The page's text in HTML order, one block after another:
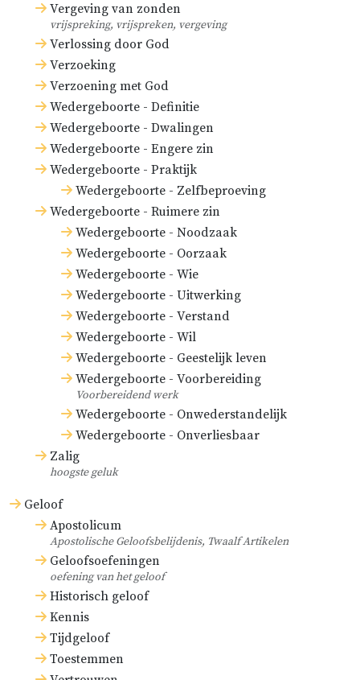
Vergeving van zonden
vrijspreking, vrijspreken, vergeving
Verlossing door God
Verzoeking
Verzoening met God
Wedergeboorte - Definitie
Wedergeboorte - Dwalingen
Wedergeboorte - Engere zin
Wedergeboorte - Praktijk
Wedergeboorte - Zelfbeproeving
Wedergeboorte - Ruimere zin
Wedergeboorte - Noodzaak
Wedergeboorte - Oorzaak
Wedergeboorte - Wie
Wedergeboorte - Uitwerking
Wedergeboorte - Verstand
Wedergeboorte - Wil
Wedergeboorte - Geestelijk leven
Wedergeboorte - Voorbereiding
Voorbereidend werk
Wedergeboorte - Onwederstandelijk
Wedergeboorte - Onverliesbaar
Zalig
hoogste geluk
Geloof
Apostolicum
Apostolische Geloofsbelijdenis, Twaalf Artikelen
Geloofsoefeningen
oefening van het geloof
Historisch geloof
Kennis
Tijdgeloof
Toestemmen